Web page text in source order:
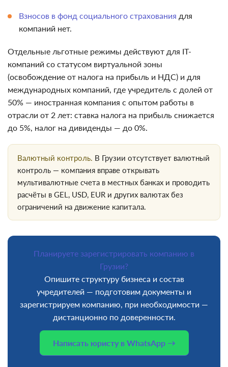
Взносов в фонд социального страхования для
компаний нет.
Отдельные льготные режимы действуют для IT-
компаний со статусом виртуальной зоны
(освобождение от налога на прибыль и НДС) и для
международных компаний, где учредитель с долей от
50% — иностранная компания с опытом работы в
отрасли от 2 лет: ставка налога на прибыль снижается
до 5%, налог на дивиденды — до 0%.
Валютный контроль. В Грузии отсутствует валютный
контроль — компания вправе открывать
мультивалютные счета в местных банках и проводить
расчёты в GEL, USD, EUR и других валютах без
ограничений на движение капитала.
Планируете зарегистрировать компанию в
Грузии?
Опишите структуру бизнеса и состав
учредителей — подготовим документы и
зарегистрируем компанию, при необходимости —
дистанционно по доверенности.
Написать юристу в WhatsApp →